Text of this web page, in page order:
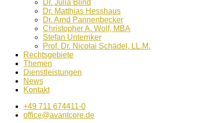
Dr. Julia Blind
Dr. Matthias Hesshaus
Dr. Arnd Pannenbecker
Christopher A. Wolf, MBA
Stefan Unterriker
Prof. Dr. Nicolai Schädel, LL.M.
Rechtsgebiete
Themen
Dienstleistungen
News
Kontakt
+49 711 674411-0
office@avantcore.de